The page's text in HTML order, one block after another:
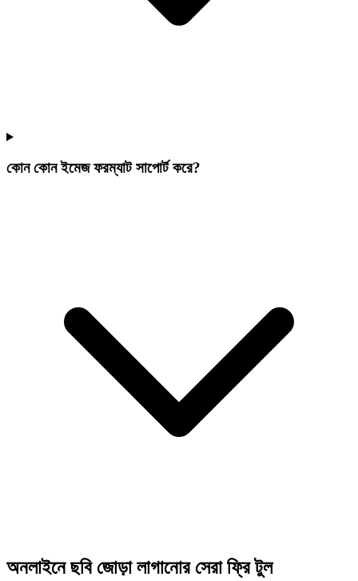
কোন কোন ইমেজ ফরম্যাট সাপোর্ট করে?
অনলাইনে ছবি জোড়া লাগানোর সেরা ফ্রি টুল